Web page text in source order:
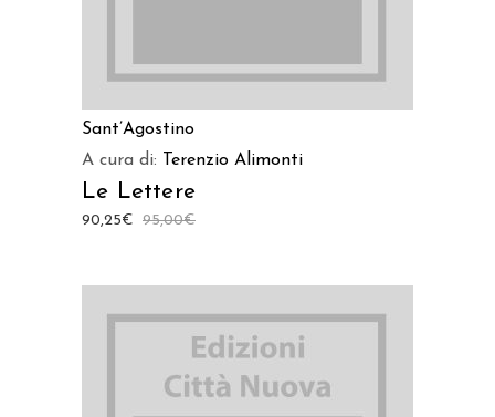
Sant’Agostino
A cura di:
Terenzio Alimonti
Le Lettere
95,00€
90,25€